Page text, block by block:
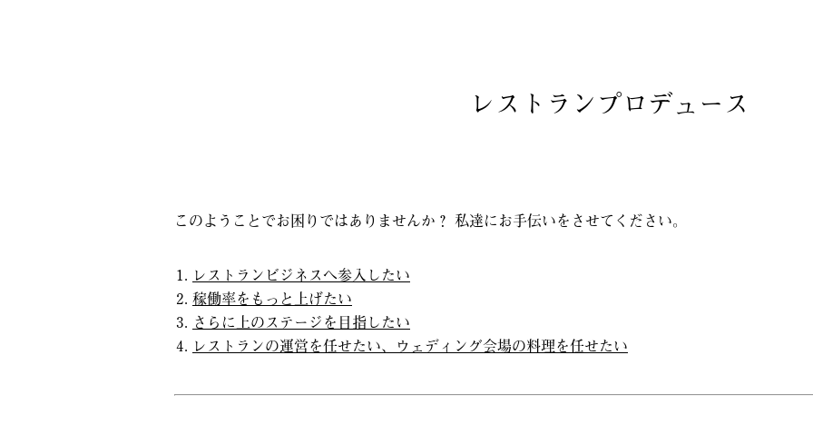
レストランプロデュース
このようことでお困りではありませんか？ 私達にお手伝いをさせてください。
レストランビジネスへ参入したい
稼働率をもっと上げたい
さらに上のステージを目指したい
レストランの運営を任せたい、ウェディング会場の料理を任せたい